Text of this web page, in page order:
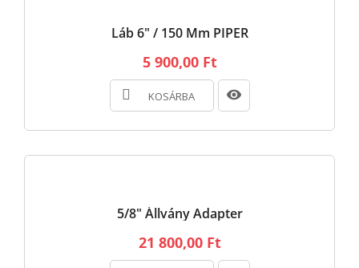
Láb 6" / 150 Mm PIPER
5 900,00 Ft
KOSÁRBA
5/8" Állvány Adapter
21 800,00 Ft